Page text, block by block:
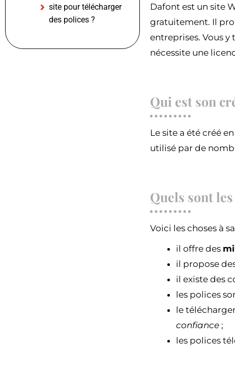
site pour télécharger
des polices ?
Dafont est un site
gratuitement. Il
entreprises. Vous y
nécessite une
Qui est son
Le site a été créé
utilisé par de
Quels sont
Voici les choses à
il offre des
il propose
il existe des
les polices
le
confiance ;
les polices